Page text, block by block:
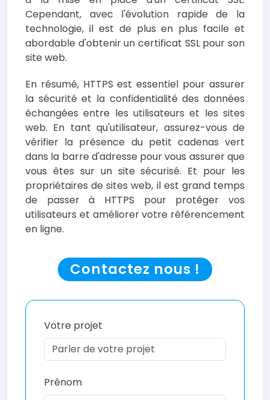
Cependant, avec l'évolution rapide de la
technologie, il est de plus en plus facile et
abordable d'obtenir un certificat SSL pour son
site web.
En résumé, HTTPS est essentiel pour assurer
la sécurité et la confidentialité des données
échangées entre les utilisateurs et les sites
web. En tant qu'utilisateur, assurez-vous de
vérifier la présence du petit cadenas vert
dans la barre d'adresse pour vous assurer que
vous êtes sur un site sécurisé. Et pour les
propriétaires de sites web, il est grand temps
de passer à HTTPS pour protéger vos
utilisateurs et améliorer votre référencement
en ligne.
Contactez nous !
Votre projet
Prénom